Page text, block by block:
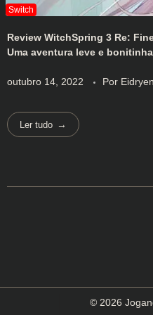
Review WitchSpring 3 Re:
Uma aventura leve e bonitinha
outubro 14, 2022 Por
Ler tudo
© 2026